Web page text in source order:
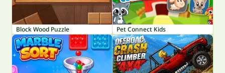
Block Wood Puzzle Pet Connect Kids